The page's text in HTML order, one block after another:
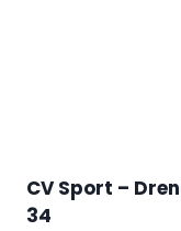
CV Sport –
34